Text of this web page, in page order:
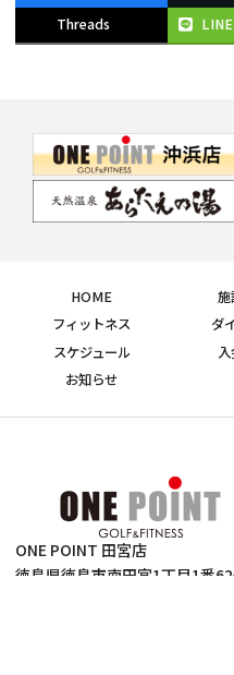
Threads
LINE
HOME 施
フィットネス
ダ
スケジュール
入
お知らせ
ONE POINT 田宮店
徳島県徳島市南田宮1丁目1番